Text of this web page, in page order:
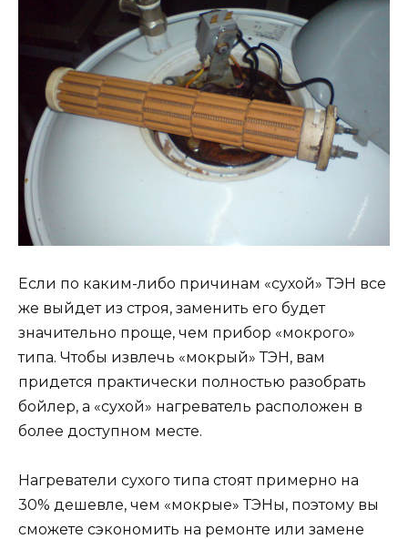
Если по каким-либо причинам «сухой» ТЭН все
же выйдет из строя, заменить его будет
значительно проще, чем прибор «мокрого»
типа. Чтобы извлечь «мокрый» ТЭН, вам
придется практически полностью разобрать
бойлер, а «сухой» нагреватель расположен в
более доступном месте.
Нагреватели сухого типа стоят примерно на
30% дешевле, чем «мокрые» ТЭНы, поэтому вы
сможете сэкономить на ремонте или замене